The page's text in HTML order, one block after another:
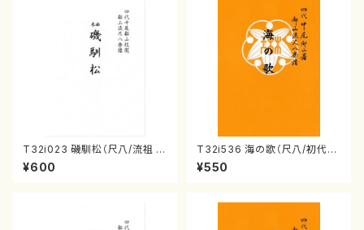
T32i023 磯馴松（尺八/流祖 中
尾都山/楽譜）都山流公刊楽譜曲
番：22
¥600
T32i536 海の歌（尺八/初代星
田一山/楽譜）都山流公刊楽譜曲
番:2245
¥550